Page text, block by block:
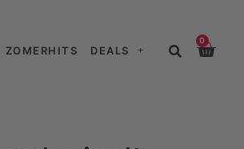
ZOMERHITS DEALS
0